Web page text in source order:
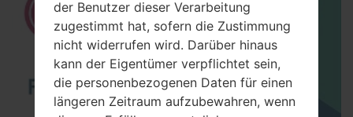
der Benutzer dieser Verarbeitung
zugestimmt hat, sofern die Zustimmung
nicht widerrufen wird. Darüber hinaus
kann der Eigentümer verpflichtet sein,
die personenbezogenen Daten für einen
längeren Zeitraum aufzubewahren, wenn